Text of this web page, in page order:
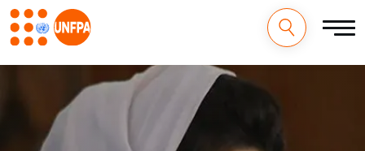
Aller
M